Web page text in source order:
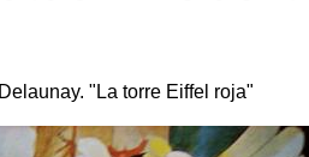
"La torre Eiffel roja"